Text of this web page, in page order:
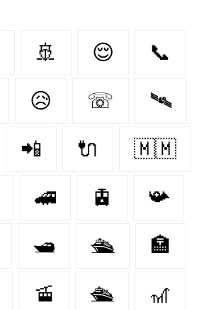
🚢 😌 📞
😥 ☏ 🛰️
📲 🔌 🇲🇲
🚄 🚊 📯
🛥️ 🛳️ 🏣
🚡 🛳 🎢